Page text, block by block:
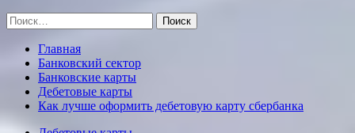
Найти:
Главная
Банковский сектор
Банковские карты
Дебетовые карты
Как лучше оформить дебетовую карту сбербанка